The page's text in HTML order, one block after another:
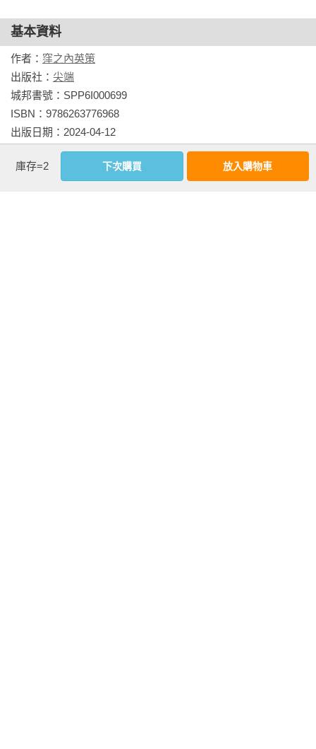
基本資料
作者： 窪之內英策
出版社： 尖端
城邦書號：SPP6I000699
ISBN：9786263776968
出版日期：2024-04-12
戴雅芳
書系：SPP-COMIC
庫存=2 下次購買 放入購物車